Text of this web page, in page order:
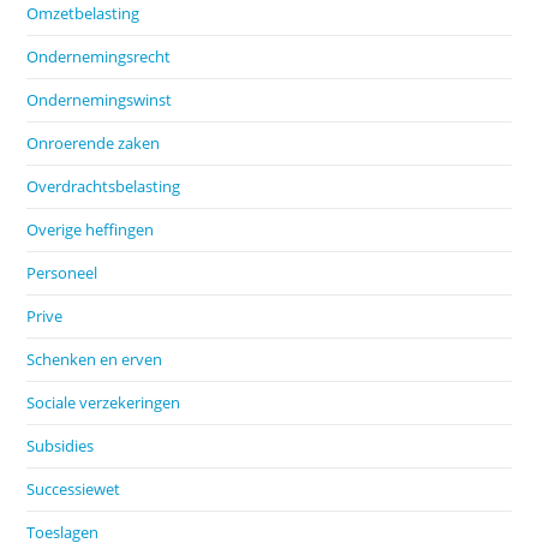
Omzetbelasting
Ondernemingsrecht
Ondernemingswinst
Onroerende zaken
Overdrachtsbelasting
Overige heffingen
Personeel
Prive
Schenken en erven
Sociale verzekeringen
Subsidies
Successiewet
Toeslagen